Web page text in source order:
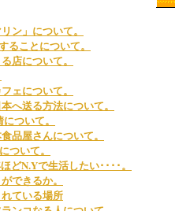
ン」について。
ことについて。
店について。
ェについて。
へ送る方法について。
ついて。
品屋さんについて。
ついて。
どN.Yで生活したい････。
できるか。
ている場所